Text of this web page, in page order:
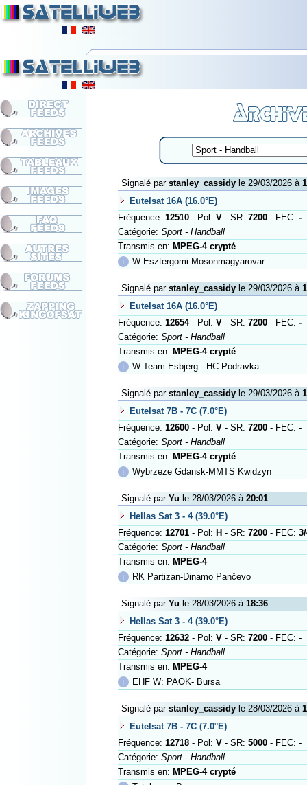
Signalé par stanley_cassidyle 29/03/2026 à
Eutelsat 16A (16.0°E)
Fréquence: 12510- Pol: V- SR: 7200- FEC: -
Catégorie: Sport - Handball
Transmis en: MPEG-4 crypté
ℹ
W:Esztergomi-Mosonmagyarovar
Signalé par stanley_cassidyle 29/03/2026 à
Eutelsat 16A (16.0°E)
Fréquence: 12654- Pol: V- SR: 7200- FEC: -
Catégorie: Sport - Handball
Transmis en: MPEG-4 crypté
ℹ
W:Team Esbjerg - HC Podravka
Signalé par stanley_cassidyle 29/03/2026 à
Eutelsat 7B - 7C (7.0°E)
Fréquence: 12600- Pol: V- SR: 7200- FEC: -
Catégorie: Sport - Handball
Transmis en: MPEG-4 crypté
ℹ
Wybrzeze Gdansk-MMTS Kwidzyn
Signalé par Yu le 28/03/2026 à 20:01
Hellas Sat 3 - 4 (39.0°E)
Fréquence: 12701- Pol: H - SR: 7200- FEC:
Catégorie: Sport - Handball
Transmis en: MPEG-4
ℹ
RK Partizan-Dinamo Pančevo
Signalé par Yu le 28/03/2026 à 18:36
Hellas Sat 3 - 4 (39.0°E)
Fréquence: 12632- Pol: V- SR: 7200- FEC: -
Catégorie: Sport - Handball
Transmis en: MPEG-4
ℹ
EHF W: PAOK- Bursa
Signalé par stanley_cassidyle 28/03/2026 à
Eutelsat 7B - 7C (7.0°E)
Fréquence: 12718- Pol: V- SR: 5000- FEC: -
Catégorie: Sport - Handball
Transmis en: MPEG-4 crypté